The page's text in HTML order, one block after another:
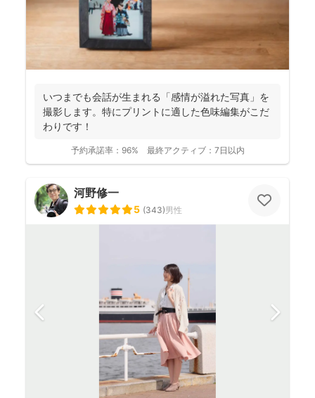
いつまでも会話が生まれる「感情が溢れた写真」を
撮影します。特にプリントに適した色味編集がこだ
わりです！
予約承諾率： 96% 最終アクティブ： 7日以内
河野修一
5 (343)男性